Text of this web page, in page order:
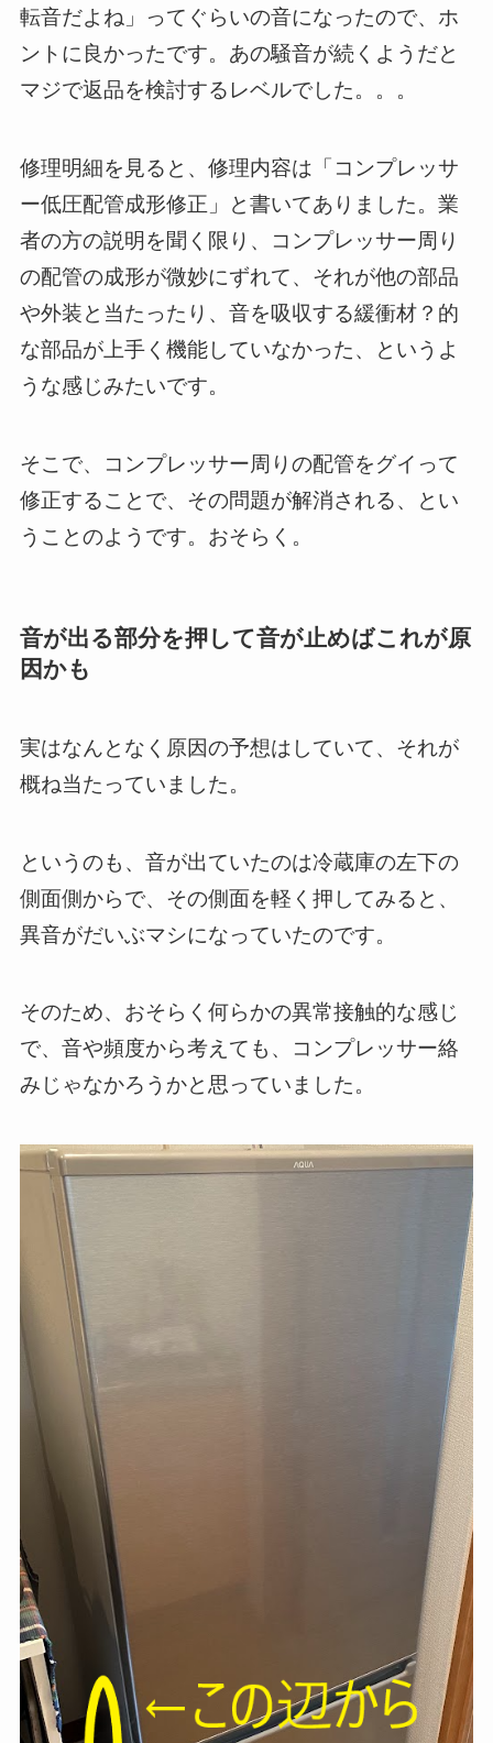
転音だよね」ってぐらいの音になったので、ホ
ントに良かったです。あの騒音が続くようだと
マジで返品を検討するレベルでした。。。
修理明細を見ると、修理内容は「コンプレッサ
ー低圧配管成形修正」と書いてありました。業
者の方の説明を聞く限り、コンプレッサー周り
の配管の成形が微妙にずれて、それが他の部品
や外装と当たったり、音を吸収する緩衝材？的
な部品が上手く機能していなかった、というよ
うな感じみたいです。
そこで、コンプレッサー周りの配管をグイって
修正することで、その問題が解消される、とい
うことのようです。おそらく。
音が出る部分を押して音が止めばこれが原
因かも
実はなんとなく原因の予想はしていて、それが
概ね当たっていました。
というのも、音が出ていたのは冷蔵庫の左下の
側面側からで、その側面を軽く押してみると、
異音がだいぶマシになっていたのです。
そのため、おそらく何らかの異常接触的な感じ
で、音や頻度から考えても、コンプレッサー絡
みじゃなかろうかと思っていました。